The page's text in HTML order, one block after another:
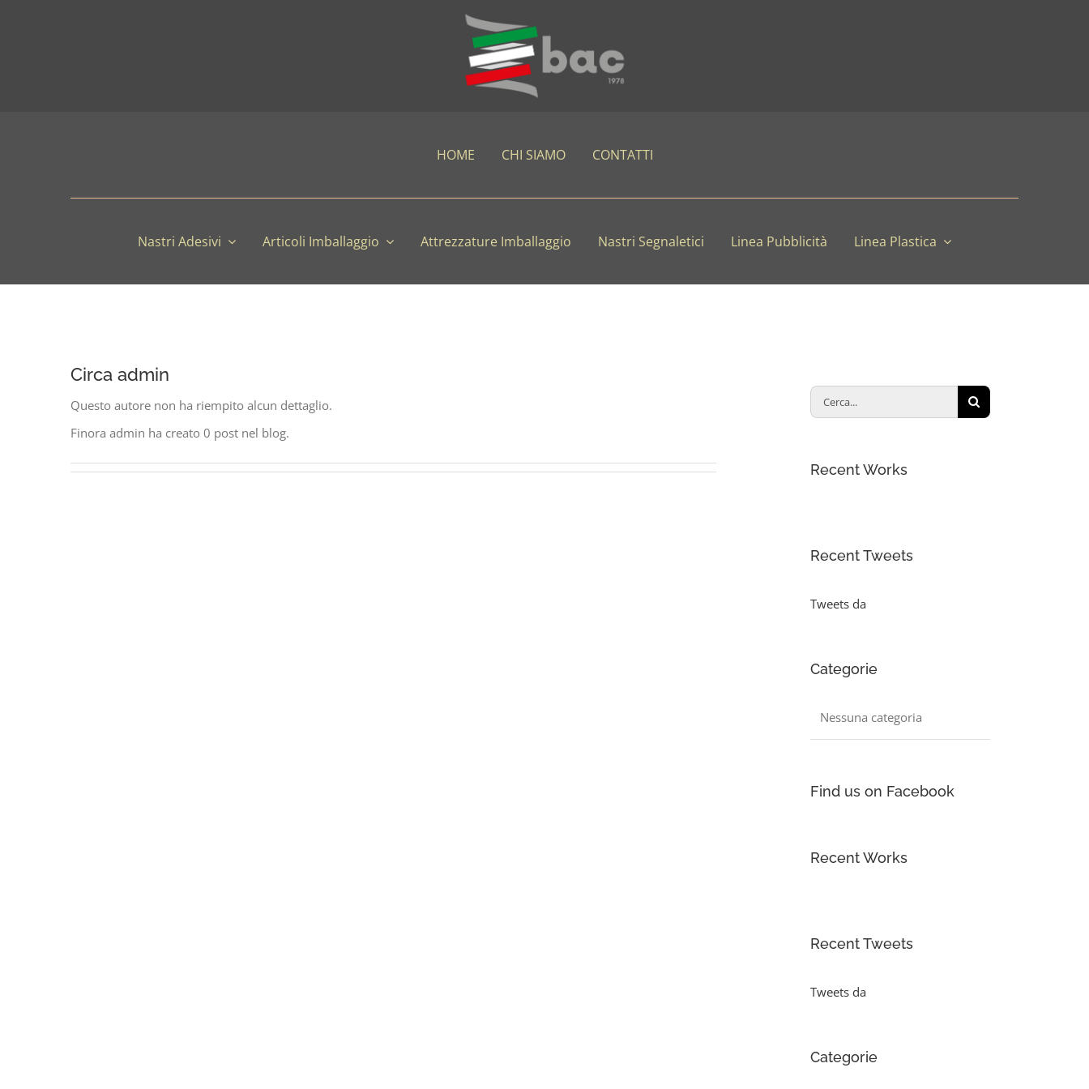
HOME CHI SIAMO CONTATTI
Nastri Adesivi Articoli Imballaggio Attrezzature Imballaggio Nastri Segnaletici Linea Pubblicità Linea Plastica
Circa admin
Questo autore non ha riempito alcun dettaglio.
Finora admin ha creato 0 post nel blog.
Cerca
Recent Works
Recent Tweets
Tweets da
Categorie
Nessuna categoria
Find us on Facebook
Recent Works
Recent Tweets
Tweets da
Categorie